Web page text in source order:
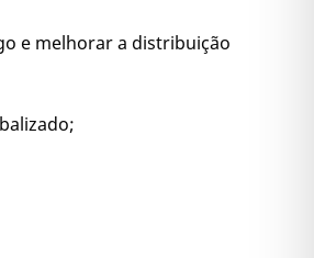
e melhorar a distribuição